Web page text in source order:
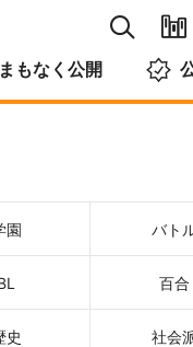
まもなく公開
園 バト
百合
史 社会